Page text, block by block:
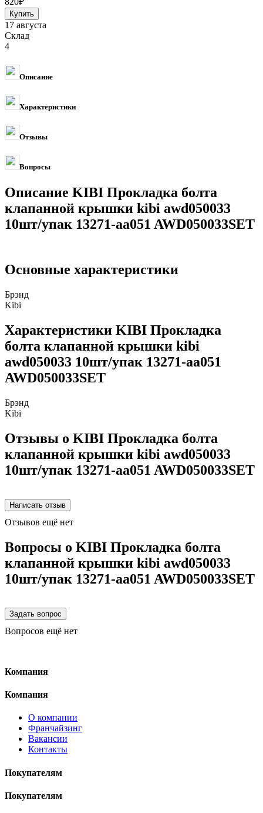
17 августа
Склад
4
Описание
Характеристики
Отзывы
Вопросы
Описание KIBI Прокладка болта
клапанной крышки kibi awd050033
10шт/упак 13271-aa051 AWD050033SET
Основные характеристики
Брэнд
Kibi
Характеристики KIBI Прокладка
болта клапанной крышки kibi
awd050033 10шт/упак 13271-aa051
AWD050033SET
Брэнд
Kibi
Отзывы о KIBI Прокладка болта
клапанной крышки kibi awd050033
10шт/упак 13271-aa051 AWD050033SET
Отзывов ещё нет
Вопросы о KIBI Прокладка болта
клапанной крышки kibi awd050033
10шт/упак 13271-aa051 AWD050033SET
Вопросов ещё нет
Компания
Компания
О компании
Франчайзинг
Вакансии
Контакты
Покупателям
Покупателям